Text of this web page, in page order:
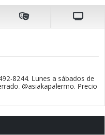
8244. Lunes a sábados de
@asiakapalermo. Precio